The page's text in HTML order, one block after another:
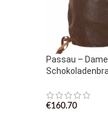
Passau –
€160.70